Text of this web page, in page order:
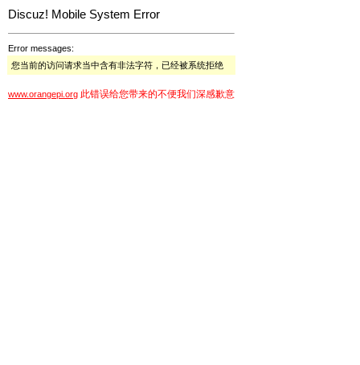
Discuz! Mobile System Error
Error messages:
您当前的访问请求当中含有非法字符，已经被系统拒绝
www.orangepi.org 此错误给您带来的不便我们深感歉意